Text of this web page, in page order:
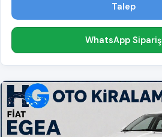
Talep
WhatsApp Sipariş